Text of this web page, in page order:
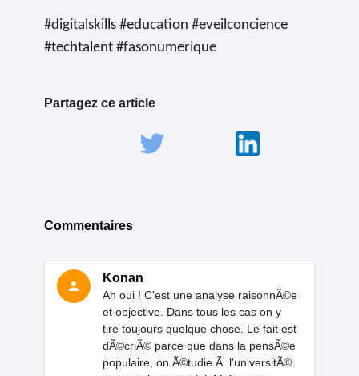
#digitalskills #education #eveilconcience
#techtalent #fasonumerique
Partagez ce article
Commentaires
person
Konan
Ah oui ! C'est une analyse raisonnÃ©e
et objective. Dans tous les cas on y
tire toujours quelque chose. Le fait est
dÃ©criÃ© parce que dans la pensÃ©e
populaire, on Ã©tudie Ã l'universitÃ©